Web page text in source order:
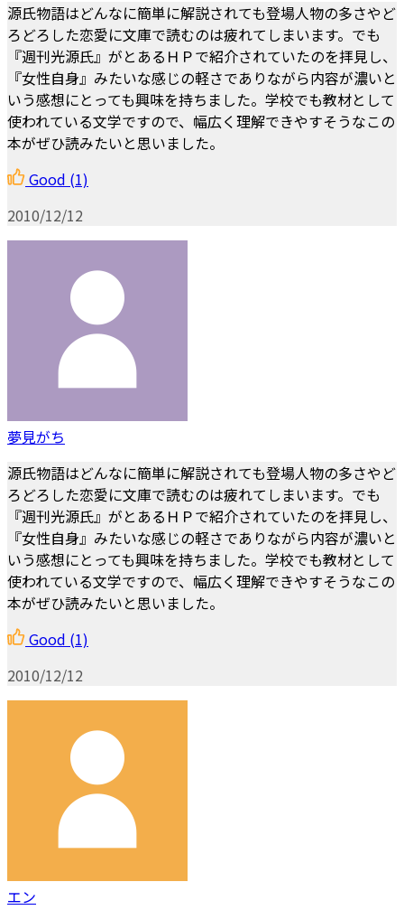
源氏物語はどんなに簡単に解説されても登場人物の多さやど
ろどろした恋愛に文庫で読むのは疲れてしまいます。でも
『週刊光源氏』がとあるＨＰで紹介されていたのを拝見し、
『女性自身』みたいな感じの軽さでありながら内容が濃いと
いう感想にとっても興味を持ちました。学校でも教材として
使われている文学ですので、幅広く理解できやすそうなこの
本がぜひ読みたいと思いました。
Good (1)
2010/12/12
夢見がち
源氏物語はどんなに簡単に解説されても登場人物の多さやど
ろどろした恋愛に文庫で読むのは疲れてしまいます。でも
『週刊光源氏』がとあるＨＰで紹介されていたのを拝見し、
『女性自身』みたいな感じの軽さでありながら内容が濃いと
いう感想にとっても興味を持ちました。学校でも教材として
使われている文学ですので、幅広く理解できやすそうなこの
本がぜひ読みたいと思いました。
Good (1)
2010/12/12
エン